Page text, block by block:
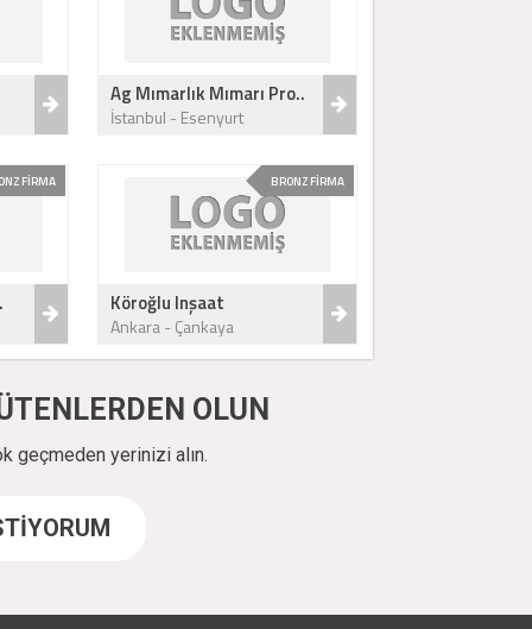
Ag Mımarlık Mımarı Pro..
İstanbul - Esenyurt
FİRMA BRONZ FİRMA
Köroğlu Inşaat
Ankara - Çankaya
OLUN
geçmeden yerinizi alın.